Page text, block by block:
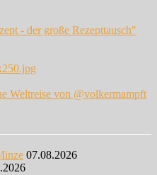
07.08.2026